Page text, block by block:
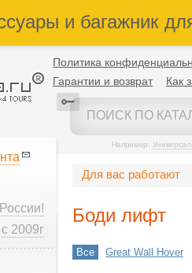
и багажник
Политика
Гарантии и возврат
Как
Например:
2009г
Для вас работают
Боди лифт
Все Great Wall Hover